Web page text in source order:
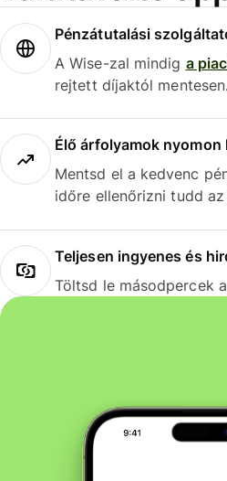
Pénzátutalási
A Wise-zal mindig a
rejtett díjaktól mentesen.
Élő árfolyamok nyomon
Mentsd el a kedvenc
időre ellenőrizni tudd
Teljesen ingyenes és
Töltsd le másodpercek